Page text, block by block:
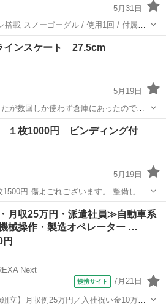
5月31日
搭載 スノーゴーグル / 使用1回 / 付属品
・使用回数：1回・
ード
インスケート 27.5cm
5月19日
が数回しか使わず倉庫にあったのでぜ
スノーボード スケート
１枚1000円 ビンディング付
5月19日
円 傷よごれございます。 整備して
スノーボード
月収25万円・派遣社員≫自動車系
械操作・製造オペレーター …
円
Next
提携サイト 7月21日
立】月収例25万円／入社祝い金10万